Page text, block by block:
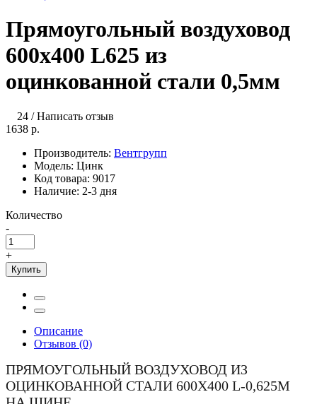
Прямоугольный воздуховод
600х400 L625 из
оцинкованной стали 0,5мм
24 /Написать отзыв
1638 р.
Производитель: Вентгрупп
Модель: Цинк
Код товара: 9017
Наличие: 2-3 дня
Количество
-
+
Купить
Описание
Отзывов (0)
ПРЯМОУГОЛЬНЫЙ ВОЗДУХОВОД ИЗ
ОЦИНКОВАННОЙ СТАЛИ 600Х400 L-0,625М